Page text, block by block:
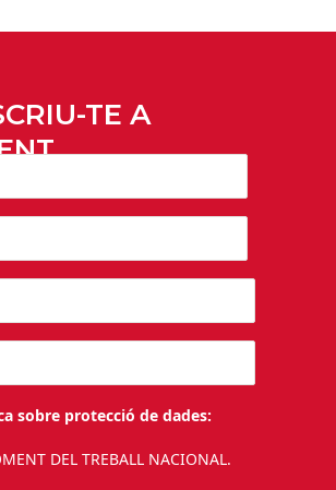
TE A
sobre protecció de dades:
DEL TREBALL NACIONAL.